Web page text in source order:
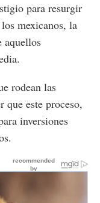
para resurgir
mexicanos, la
aquellos
rodean las
que este proceso,
inversiones